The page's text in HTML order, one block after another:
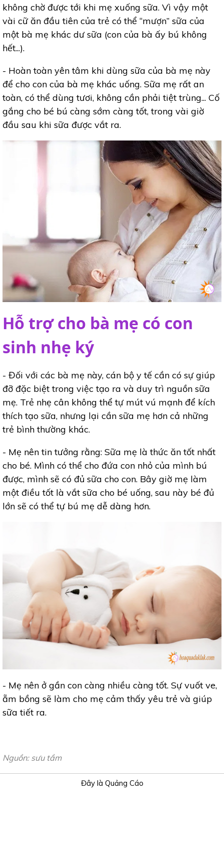
không chờ được tới khi mẹ xuống sữa. Vì vậy một
vài cữ ăn đầu tiên của trẻ có thể “mượn” sữa của
một bà mẹ khác dư sữa (con của bà ấy bú không
hết...).
- Hoàn toàn yên tâm khi dùng sữa của bà mẹ này
để cho con của bà mẹ khác uống. Sữa mẹ rất an
toàn, có thể dùng tươi, không cần phải tiệt trùng... Cố
gắng cho bé bú càng sớm càng tốt, trong vài giờ
đầu sau khi sữa được vắt ra.
Hỗ trợ cho bà mẹ có con
sinh nhẹ ký
- Đối với các bà mẹ này, cán bộ y tế cần có sự giúp
đỡ đặc biệt trong việc tạo ra và duy trì nguồn sữa
mẹ. Trẻ nhẹ cân không thể tự mút vú mạnh để kích
thích tạo sữa, nhưng lại cần sữa mẹ hơn cả những
trẻ bình thường khác.
- Mẹ nên tin tưởng rằng: Sữa mẹ là thức ăn tốt nhất
cho bé. Mình có thể cho đứa con nhỏ của mình bú
được, mình sẽ có đủ sữa cho con. Bây giờ mẹ làm
một điều tốt là vắt sữa cho bé uống, sau này bé đủ
lớn sẽ có thể tự bú mẹ dễ dàng hơn.
- Mẹ nên ở gần con càng nhiều càng tốt. Sự vuốt ve,
ẵm bồng sẽ làm cho mẹ cảm thấy yêu trẻ và giúp
sữa tiết ra.
Nguồn: sưu tầm
Đây là Quảng Cáo